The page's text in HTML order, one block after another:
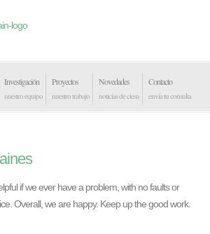
Investigación
nuestro equipo
Proyectos
nuestro trabajo
Novedades
noticias de ciesu
Contacto
envía tu consulta
if we ever have a problem, with no faults or
Overall, we are happy. Keep up the good work.